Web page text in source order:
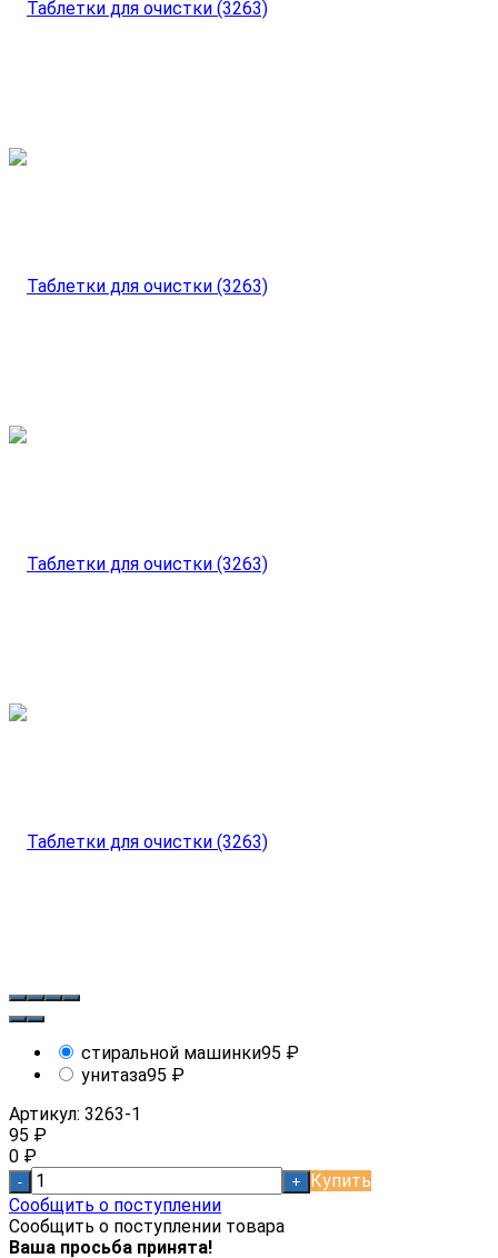
стиральной машинки95 ₽
унитаза95 ₽
Артикул: 3263-1
95 ₽
0 ₽
- +
Купить
Сообщить о поступлении
Сообщить о поступлении товара
Ваша просьба принята!